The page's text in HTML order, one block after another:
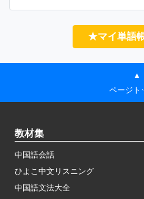
★マイ単語
▲
ページト
教材集
中国語会話
ひよこ中文リスニング
中国語文法大全